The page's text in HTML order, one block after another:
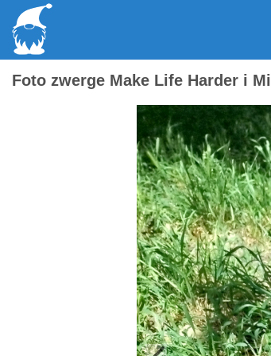
Foto zwerge Make Life Harder i